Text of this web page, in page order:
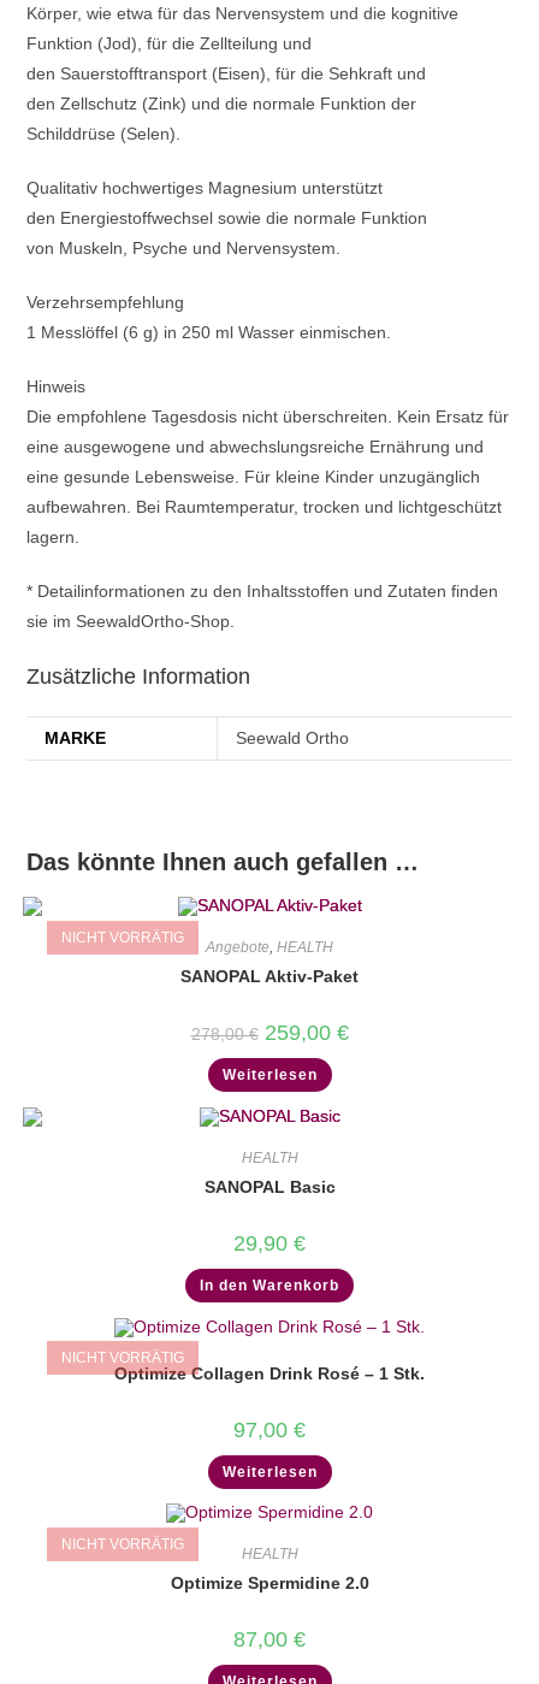
Körper, wie etwa für das Nervensystem und die kognitive
Funktion (Jod), für die Zellteilung und
den Sauerstofftransport (Eisen), für die Sehkraft und
den Zellschutz (Zink) und die normale Funktion der
Schilddrüse (Selen).
Qualitativ hochwertiges Magnesium unterstützt
den Energiestoffwechsel sowie die normale Funktion
von Muskeln, Psyche und Nervensystem.
Verzehrsempfehlung
1 Messlöffel (6 g) in 250 ml Wasser einmischen.
Hinweis
Die empfohlene Tagesdosis nicht überschreiten. Kein Ersatz für
eine ausgewogene und abwechslungsreiche Ernährung und
eine gesunde Lebensweise. Für kleine Kinder unzugänglich
aufbewahren. Bei Raumtemperatur, trocken und lichtgeschützt
lagern.
* Detailinformationen zu den Inhaltsstoffen und Zutaten finden
sie im SeewaldOrtho-Shop.
Zusätzliche Information
MARKE Seewald Ortho
Das könnte Ihnen auch gefallen …
NICHT VORRÄTIG
Angebote, HEALTH
SANOPAL Aktiv-Paket
278,00€ Ursprünglicher
Preis
war:
278,00 €
259,00 €Aktueller
Preis
Weiterlesen
HEALTH
SANOPAL Basic
29,90 €
In den Warenkorb
NICHT VORRÄTIG
Optimize Collagen Drink Rosé – 1 Stk.
97,00 €
Weiterlesen
NICHT VORRÄTIG
HEALTH
Optimize Spermidine 2.0
87,00 €